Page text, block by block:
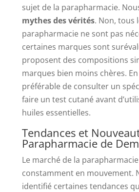
sujet de la parapharmacie.
mythes des vérités. Non, tous
parapharmacie ne sont pas
certaines marques sont
proposent des compositions
marques bien moins chères.
préférable de consulter un
faire un test cutané avant
huiles essentielles.
Tendances et
Parapharmacie de
Le marché de la
constamment en mouvement.
identifié certaines tendances